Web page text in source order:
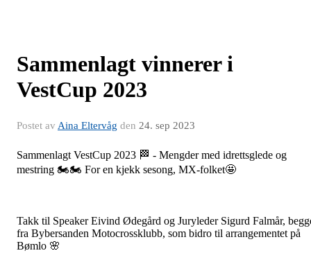
Sammenlagt vinnerer i
VestCup 2023
Postet av Aina Eltervåg den 24. sep 2023
Sammenlagt VestCup 2023 🏁 - Mengder med idrettsglede og
mestring 🏍️🏍️ For en kjekk sesong, MX-folket🤩
Takk til Speaker Eivind Ødegård og Juryleder Sigurd Falmår,
fra Bybersanden Motocrossklubb, som bidro til arrangementet på
Bømlo 🌸